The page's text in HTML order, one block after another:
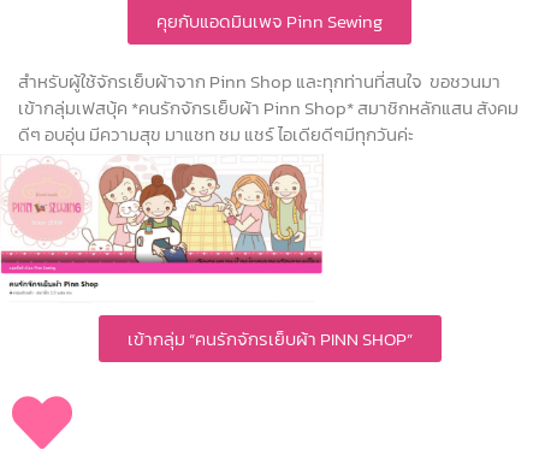
คุยกับแอดมินเพจ Pinn Sewing
สำหรับผู้ใช้จักรเย็บผ้าจาก Pinn Shop และทุกท่านที่สนใจ ขอชวนมา
เข้ากลุ่มเฟสบุ้ค *คนรักจักรเย็บผ้า Pinn Shop* สมาชิกหลักแสน สังคม
ดีๆ อบอุ่น มีความสุข มาแชท ชม แชร์ ไอเดียดีๆมีทุกวันค่ะ
เข้ากลุ่ม “คนรักจักรเย็บผ้า PINN SHOP”